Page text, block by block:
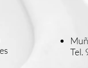
Tel.